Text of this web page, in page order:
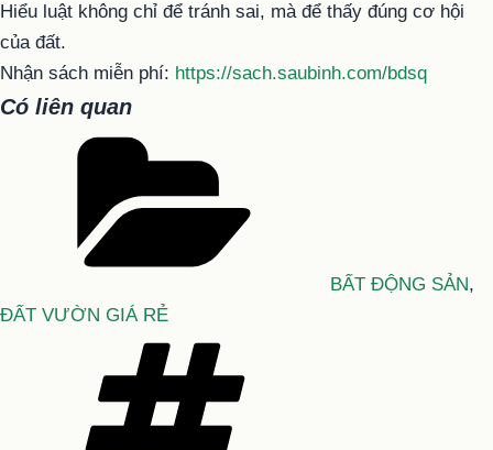
Hiểu luật không chỉ để tránh sai, mà để thấy đúng cơ hội
của đất.
Nhận sách miễn phí: https://sach.saubinh.com/bdsq
Có liên quan
BẤT ĐỘNG SẢN,
ĐẤT VƯỜN GIÁ RẺ